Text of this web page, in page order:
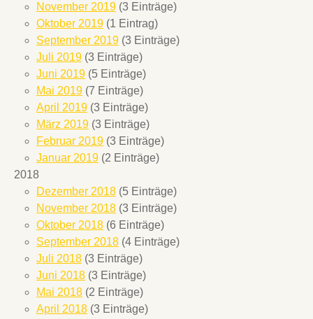
November 2019 (3 Einträge)
Oktober 2019 (1 Eintrag)
September 2019 (3 Einträge)
Juli 2019 (3 Einträge)
Juni 2019 (5 Einträge)
Mai 2019 (7 Einträge)
April 2019 (3 Einträge)
März 2019 (3 Einträge)
Februar 2019 (3 Einträge)
Januar 2019 (2 Einträge)
2018
Dezember 2018 (5 Einträge)
November 2018 (3 Einträge)
Oktober 2018 (6 Einträge)
September 2018 (4 Einträge)
Juli 2018 (3 Einträge)
Juni 2018 (3 Einträge)
Mai 2018 (2 Einträge)
April 2018 (3 Einträge)